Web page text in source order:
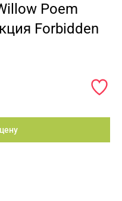
Poem
Forbidden